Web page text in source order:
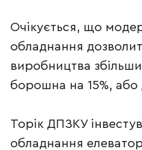
Очікується, що
обладнання
виробництва
борошна на 15%, або
Торік ДПЗКУ
обладнання